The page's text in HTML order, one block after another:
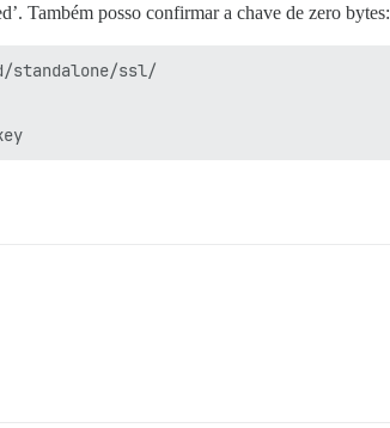
Também posso confirmar a chave de zero bytes:
standalone/ssl/